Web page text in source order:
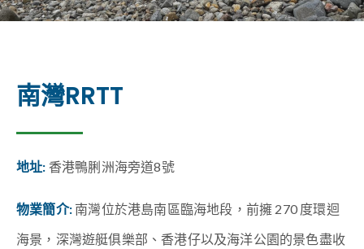
南灣RRTT
地址: 香港鴨脷洲海旁道8號
物業簡介: 南灣位於港島南區臨海地段，前擁 270 度環迴
海景，深灣遊艇俱樂部、香港仔以及海洋公園的景色盡收